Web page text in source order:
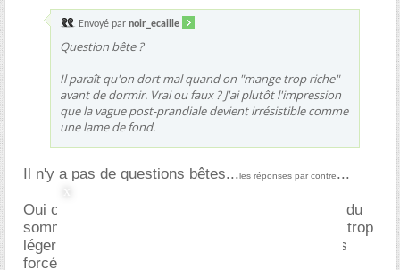
Envoyé par noir_ecaille
Question bête ?
Il paraît qu'on dort mal quand on "mange trop riche"
avant de dormir. Vrai ou faux ? J'ai plutôt l'impression
que la vague post-prandiale devient irrésistible comme
une lame de fond.
Il n'y a pas de questions bêtes...les réponses par contre...
Oui c'est vrai, repas trop copieux = perturbation du
sommeil. Cependant, le contraire aussi, manger trop
léger le soir (exemple juste une soupe) n'est pas
forcément l'idéal car le fait d'avoir faim perturbe